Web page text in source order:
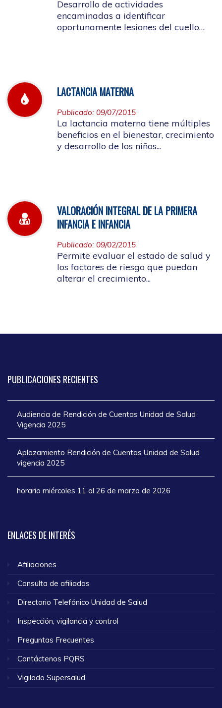
Desarrollo de actividades
encaminadas a identificar
oportunamente lesiones del cuello
LACTANCIA MATERNA
Publicado: 09/07/2015
La lactancia materna tiene múltiples
beneficios en el bienestar, crecimiento
y desarrollo de los niños...
VALORACIÓN INTEGRAL DE LA PRIMERA
INFANCIA E INFANCIA
Publicado: 09/02/2015
Permite evaluar el estado de salud y
los factores de riesgo que puedan
alterar el crecimiento...
PUBLICACIONES RECIENTES
Audiencia de Rendición de Cuentas Unidad de Salud
Vigencia 2025
Aplazamiento Rendición de Cuentas Unidad de Salud
vigencia 2025
horario miércoles 11 al 26 de marzo de 2026
ENLACES DE INTERÉS
Afiliaciones
Consulta de afiliados
Directorio Telefónico Unidad de Salud
Inspección, vigilancia y control
Preguntas Frecuentes
Contáctenos PQRS
Vigilado Supersalud